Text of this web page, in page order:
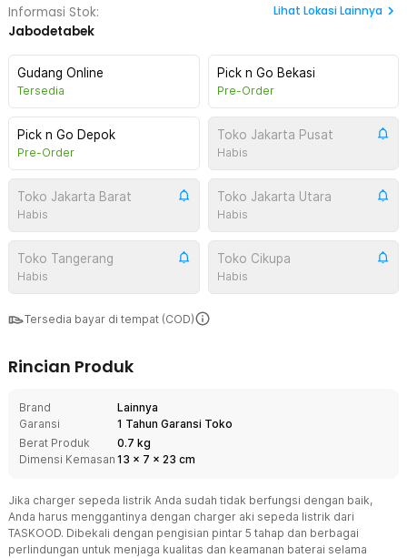
Informasi Stok:
Jabodetabek
Lihat Lokasi Lainnya
Gudang Online
Tersedia
Pick n Go Bekasi
Pre-Order
Pick n Go Depok
Pre-Order
Toko Jakarta Pusat
Habis
Toko Jakarta Barat
Habis
Toko Jakarta Utara
Habis
Toko Tangerang
Habis
Toko Cikupa
Habis
Tersedia bayar di tempat (COD)
Rincian Produk
Brand
Lainnya
Garansi
1 Tahun Garansi Toko
Berat Produk
0.7 kg
Dimensi Kemasan 13 x 7 x 23 cm
Jika charger sepeda listrik Anda sudah tidak berfungsi dengan baik,
Anda harus menggantinya dengan charger aki sepeda listrik dari
TASKOOD. Dibekali dengan pengisian pintar 5 tahap dan berbagai
perlindungan untuk menjaga kualitas dan keamanan baterai selama